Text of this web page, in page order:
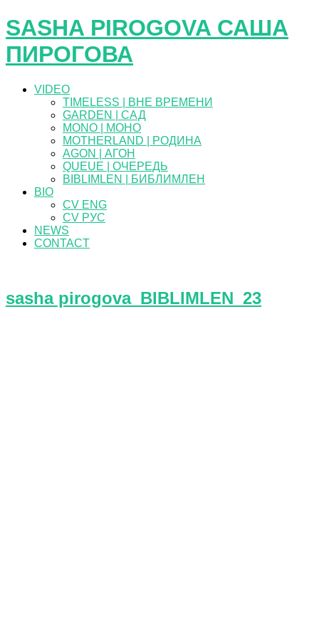
SASHA PIROGOVA САША
ПИРОГОВА
VIDEO
TIMELESS | ВНЕ ВРЕМЕНИ
GARDEN | САД
MONO | МОНО
MOTHERLAND | РОДИНА
AGON | АГОН
QUEUE | ОЧЕРЕДЬ
BIBLIMLEN | БИБЛИМЛЕН
BIO
CV ENG
CV РУС
NEWS
CONTACT
sasha pirogova_BIBLIMLEN_23